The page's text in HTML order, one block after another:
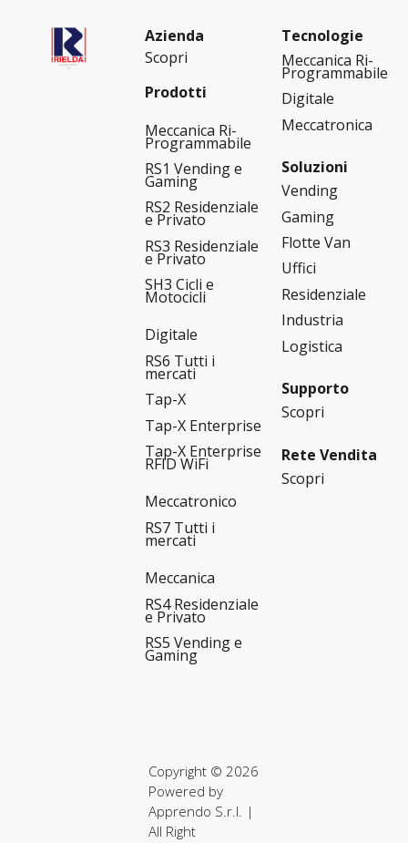
Azienda
Scopri
Prodotti
Meccanica Ri-
Programmabile
RS1 Vending e
Gaming
RS2 Residenziale
e Privato
RS3 Residenziale
e Privato
SH3 Cicli e
Motocicli
Digitale
RS6 Tutti i
mercati
Tap-X
Tap-X Enterprise
Tap-X Enterprise
RFID WiFi
Meccatronico
RS7 Tutti i
mercati
Meccanica
RS4 Residenziale
e Privato
RS5 Vending e
Gaming
Tecnologie
Meccanica Ri-
Programmabile
Digitale
Meccatronica
Soluzioni
Vending
Gaming
Flotte Van
Uffici
Residenziale
Industria
Logistica
Supporto
Scopri
Rete Vendita
Scopri
Copyright © 2026
Powered by
Apprendo S.r.l. |
All Right